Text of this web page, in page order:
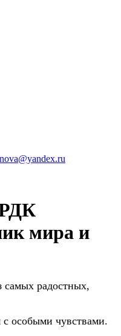
мира и
радостных,
с особыми чувствами.